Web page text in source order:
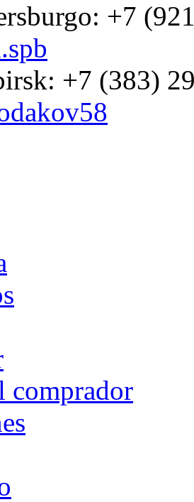
+7
+7 (383)
comprador